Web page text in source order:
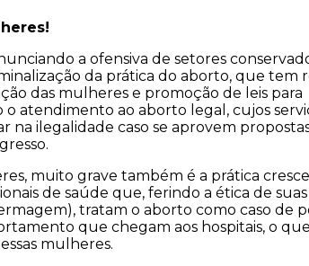
a ofensiva de setores
da prática do aborto, que tem
das mulheres e promoção de leis para
atendimento ao aborto legal, cujos
na ilegalidade caso se aprovem
muito grave também é a prática
de saúde que, ferindo a ética de suas
tratam o aborto como caso de
que chegam aos hospitais, o
mulheres.